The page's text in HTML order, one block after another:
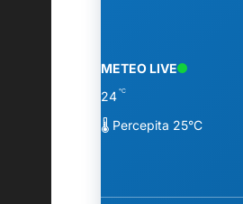
METEO LIVE
24 °C
🌡️ Percepita 25°C